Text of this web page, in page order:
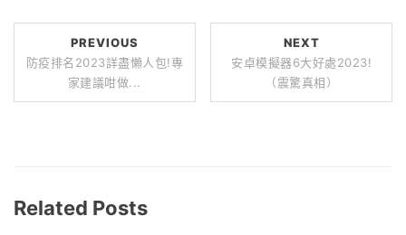
PREVIOUS
防疫排名2023詳盡懶人包!專
家建議咁做...
NEXT
安卓模擬器6大好處2023!
（震驚真相）
Related Posts